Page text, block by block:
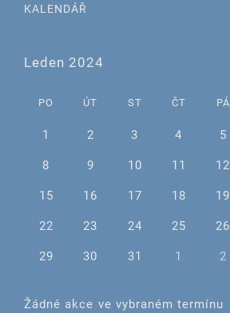
KALENDÁŘ
Leden 2024
PO ÚT ST ČT PÁ
1 2 3 4 5
8
9 10 11 12
15
16 17 18 19
22
23 24 25 26
29
30 31 1 2
Žádné akce ve vybraném termínu